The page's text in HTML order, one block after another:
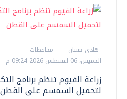
هادي حسان
محافظات
الخميس، 06 اغسطس 2026 09:24 م
زراعة الفيوم تنظم برنامج
لتحميل السمسم على القطن